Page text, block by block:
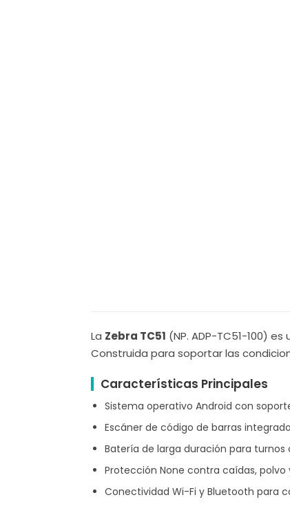
La Zebra TC51 (NP. ADP-TC51-100)
Construida para soportar las
Características Principales
Sistema operativo Android con
Escáner de código de barras
Batería de larga duración para turnos
Protección None contra caídas, polvo
Conectividad Wi-Fi y Bluetooth para